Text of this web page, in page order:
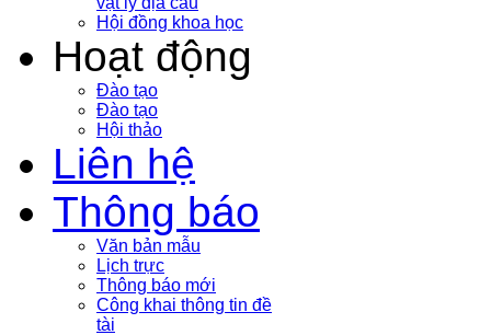
Hội đồng khoa học
Hoạt động
Đào tạo
Đào tạo
Hội thảo
Liên hệ
Thông báo
Văn bản mẫu
Lịch trực
Thông báo mới
Công khai thông tin đề
tài